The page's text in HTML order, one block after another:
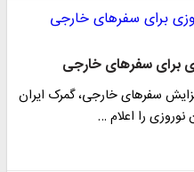
سفر‌های خارجی، گمرک ایران
را اعلام …